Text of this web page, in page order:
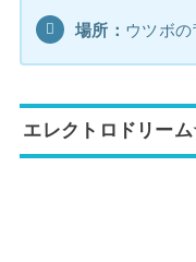
場所： ウツボの
エレクトロドリー